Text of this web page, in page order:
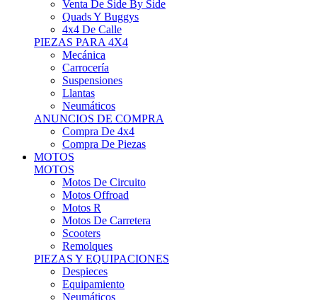
Motos R
Motos De Carretera
Scooters
Remolques
PIEZAS Y EQUIPACIONES
Despieces
Equipamiento
Neumáticos
ANUNCIOS DE COMPRA
Compra Motos
Compra Piezas
ASISTENCIA Y TALLER
ASISTENCIA Y TALLER
Camiones
Autobuses
Furgonetas
Venta De Remolques
Alquiler De Remolques O Furgones
Carpas
Herramientas
ANUNCIOS DE COMPRA
Compra De Vehículos
Compra De Herramientas